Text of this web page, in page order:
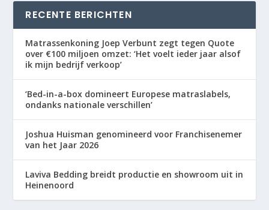
RECENTE BERICHTEN
Matrassenkoning Joep Verbunt zegt tegen Quote
over €100 miljoen omzet: ‘Het voelt ieder jaar alsof
ik mijn bedrijf verkoop’
‘Bed-in-a-box domineert Europese matraslabels,
ondanks nationale verschillen’
Joshua Huisman genomineerd voor Franchisenemer
van het Jaar 2026
Laviva Bedding breidt productie en showroom uit in
Heinenoord